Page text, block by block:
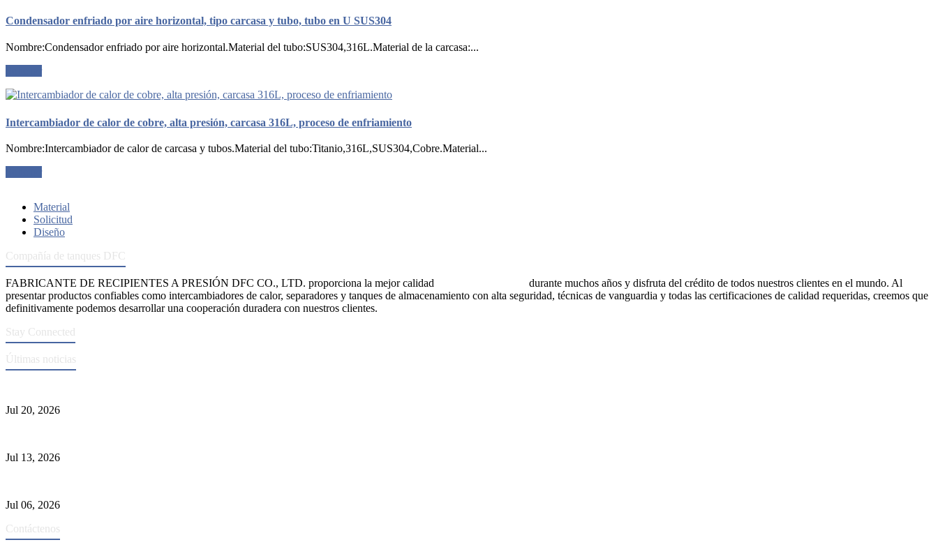
Condensador enfriado por aire horizontal, tipo carcasa y tubo, tubo en U SUS304
Nombre:Condensador enfriado por aire horizontal.Material del tubo:SUS304,316L.Material de la carcasa:...
Intercambiador de calor de cobre, alta presión, carcasa 316L, proceso de enfriamiento
Nombre:Intercambiador de calor de carcasa y tubos.Material del tubo:Titanio,316L,SUS304,Cobre.Material...
Material
Solicitud
Diseño
Compañía de tanques DFC
FABRICANTE DE RECIPIENTES A PRESIÓN DFC CO., LTD. proporciona la mejor calidad
durante muchos años y disfruta del crédito de todos nuestros clientes en el mundo. Al
presentar productos confiables como intercambiadores de calor, separadores y tanques de almacenamiento con alta seguridad, técnicas de vanguardia y todas las certificaciones de calidad requeridas, creemos que
definitivamente podemos desarrollar una cooperación duradera con nuestros clientes.
Stay Connected
Últimas noticias
Jul 20, 2026
Jul 13, 2026
Jul 06, 2026
Contáctenos